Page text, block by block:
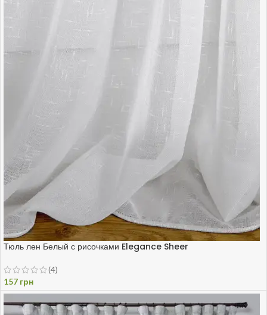
Тюль лен Белый с рисочками Elegance Sheer
(4)
157 грн